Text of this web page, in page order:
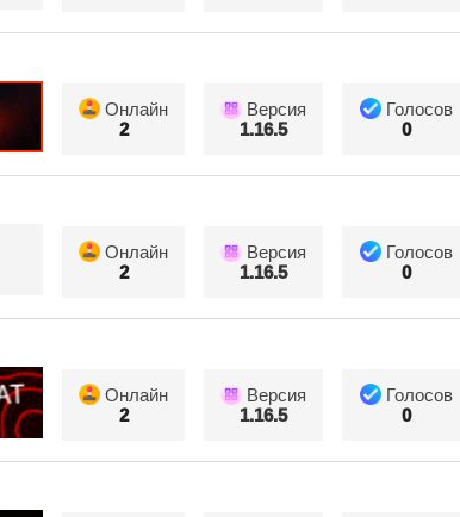
Онлайн
2
Версия
1.16.5
Голосов
0
Онлайн
2
Версия
1.16.5
Голосов
0
Онлайн
2
Версия
1.16.5
Голосов
0